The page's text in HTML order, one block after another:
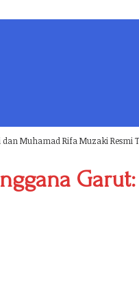
Muhamad Rifa Muzaki Resmi